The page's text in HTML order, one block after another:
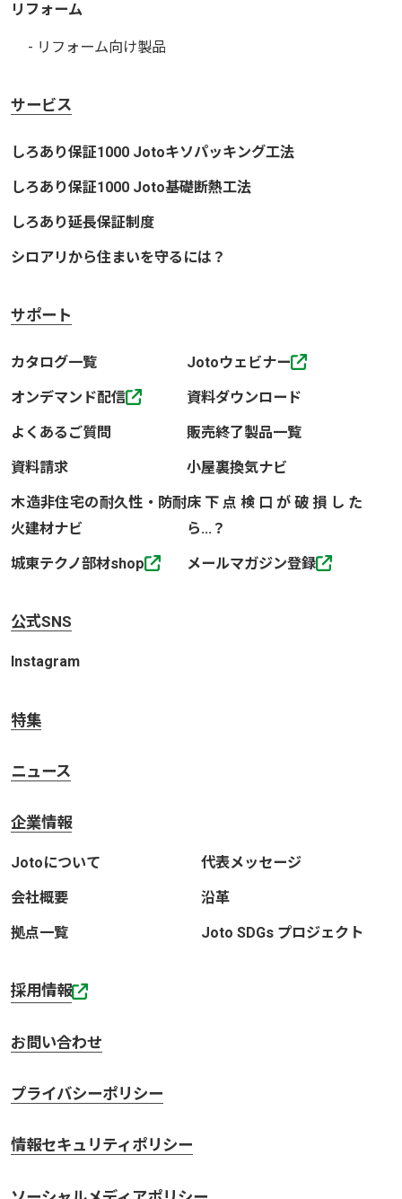
リフォーム
- リフォーム向け製品
サービス
しろあり保証1000 Jotoキソパッキング工法
しろあり保証1000 Joto基礎断熱工法
しろあり延長保証制度
シロアリから住まいを守るには？
サポート
カタログ一覧 Jotoウェビナー
オンデマンド配信 資料ダウンロード
よくあるご質問 販売終了製品一覧
資料請求 小屋裏換気ナビ
木造非住宅の耐久性・防耐
火建材ナビ
床下点検口が破損した
ら…？
城東テクノ部材shop メールマガジン登録
公式SNS
Instagram
特集
ニュース
企業情報
Jotoについて 代表メッセージ
会社概要 沿革
拠点一覧 Joto SDGs プロジェクト
採用情報
お問い合わせ
プライバシーポリシー
情報セキュリティポリシー